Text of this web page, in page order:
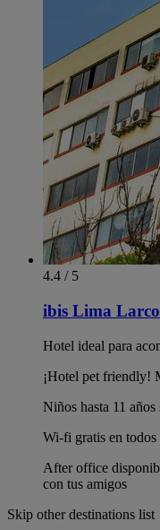
4.4 / 5
ibis Lima
Hotel ideal para
¡Hotel pet friendly!
Niños hasta 11 años
Wi-fi gratis en todos
After office
con tus amigos
Skip other destinations list